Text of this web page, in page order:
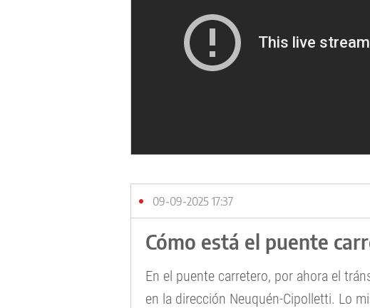
09-09-2025 17:37
Cómo está el puente
En el puente carretero, por ahora el
en la dirección Neuquén-Cipolletti. Lo